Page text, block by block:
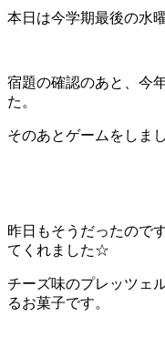
本日は今学期最後の水
宿題の確認のあと、今
た。
そのあとゲームをしま
昨日もそうだったので
てくれました☆
チーズ味のプレッツェ
るお菓子です。